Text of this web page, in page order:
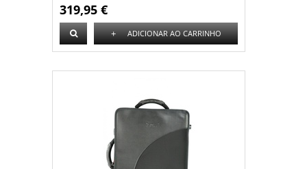
319,95 €
+ ADICIONAR AO CARRINHO